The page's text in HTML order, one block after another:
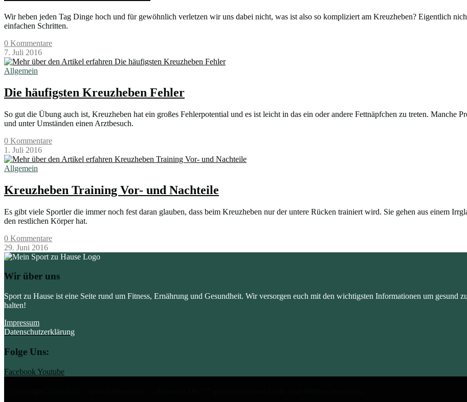
Wir heben jeden Tag Dinge hoch und für gewöhnlich verletzen wir uns dabei nicht, was ist also so kompliziert am Kreuzheben? Eigentlich
einfachen Schritten.
0 Kommentare
7. Juli 2016
Allgemein
Die häufigsten Kreuzheben Fehler
So gut die Übung auch ist, Kreuzheben hat ein großes Fehlerpotential und es ist leicht in das ein oder andere Fettnäpfchen zu treten. Manche
und unter Umständen einen Arztbesuch.
0 Kommentare
1. Juli 2016
Allgemein
Kreuzheben Training Vor- und Nachteile
Es gibt viele Sportler die immer noch fest daran glauben, dass beim Kreuzheben nur der untere Rücken trainiert wird. Sie gehen aus einem
den restlichen Körper hat.
0 Kommentare
29. Juni 2016
Wir über uns
Sport zu Hause ist eine Seite rund um Fitness, Ernährung und Gesundheit. Wir versorgen euch mit den wichtigsten Informationen um gesund
halten!
Impressum
Datenschutzerklärung
Folge Uns:
Facebook Youtube